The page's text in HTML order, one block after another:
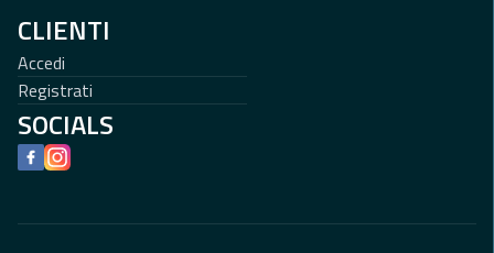
CLIENTI
Accedi
Registrati
SOCIALS
Facebook
Instagram